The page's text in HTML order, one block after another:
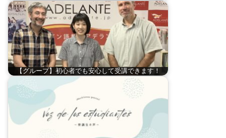
【グループ】初心者でも安心して受講できます！